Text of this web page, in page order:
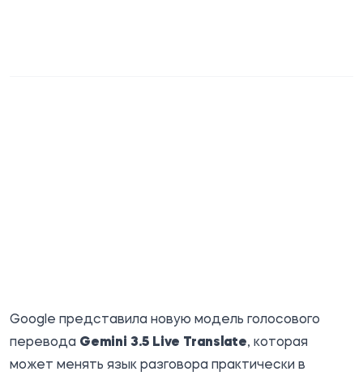
Google представила новую модель голосового
перевода Gemini 3.5 Live Translate, которая
может менять язык разговора практически в